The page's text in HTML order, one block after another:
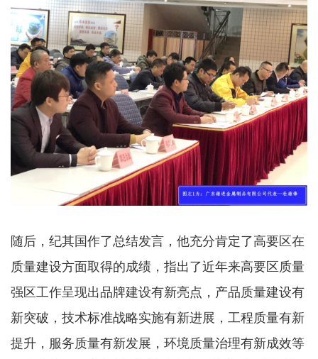
随后，纪其国作了总结发言，他充分肯定了高要区在
质量建设方面取得的成绩，指出了近年来高要区质量
强区工作呈现出品牌建设有新亮点，产品质量建设有
新突破，技术标准战略实施有新进展，工程质量有新
提升，服务质量有新发展，环境质量治理有新成效等